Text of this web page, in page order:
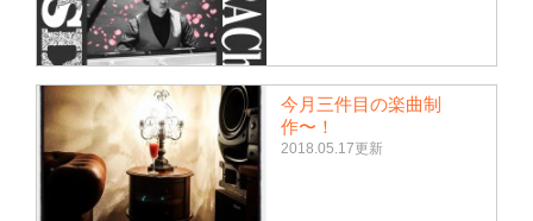
今月三件目の楽曲制
作〜！
2018.05.17更新